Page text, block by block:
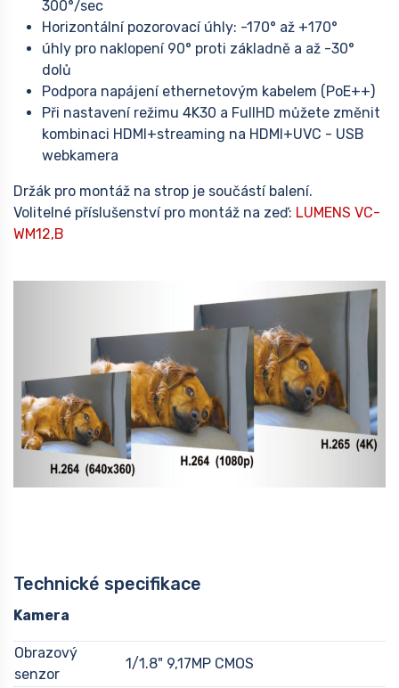
300°/sec
Horizontální pozorovací úhly: -170° až +170°
úhly pro naklopení 90° proti základně a až -30°
dolů
Podpora napájení ethernetovým kabelem (PoE++)
Při nastavení režimu 4K30 a FullHD můžete změnit
kombinaci HDMI+streaming na HDMI+UVC - USB
webkamera
Držák pro montáž na strop je součástí balení.
Volitelné příslušenství pro montáž na zeď: LUMENS VC-
WM12,B
Technické specifikace
Kamera
Obrazový
senzor
1/1.8" 9,17MP CMOS